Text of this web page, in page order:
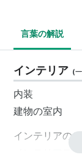
言葉の解説
インテリア (
内装
建物の室内
インテリアの
インテリアデ